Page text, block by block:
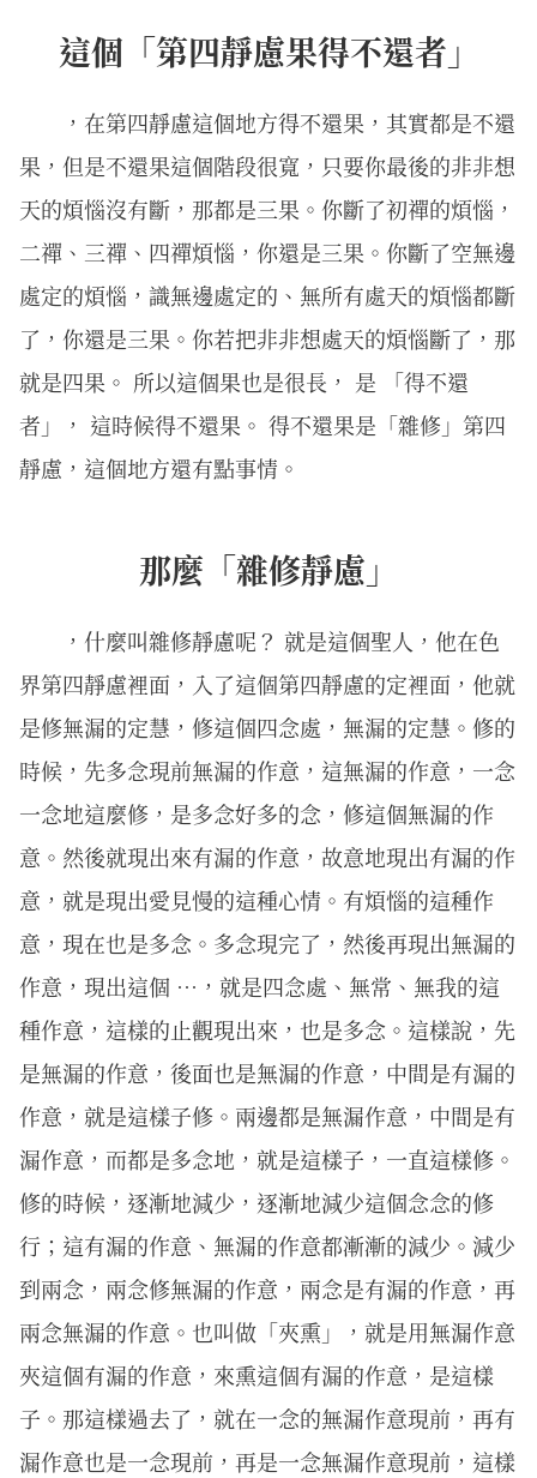
這個「第四靜慮果得不還者」
，在第四靜慮這個地方得不還果，其實都是不還
果，但是不還果這個階段很寬，只要你最後的非非想
天的煩惱沒有斷，那都是三果。你斷了初禪的煩惱，
二禪、三禪、四禪煩惱，你還是三果。你斷了空無邊
處定的煩惱，識無邊處定的、無所有處天的煩惱都斷
了，你還是三果。你若把非非想處天的煩惱斷了，那
就是四果。 所以這個果也是很長， 是 「得不還
者」， 這時候得不還果。 得不還果是「雜修」第四
靜慮，這個地方還有點事情。
那麼「雜修靜慮」
，什麼叫雜修靜慮呢？ 就是這個聖人，他在色
界第四靜慮裡面，入了這個第四靜慮的定裡面，他就
是修無漏的定慧，修這個四念處，無漏的定慧。修的
時候，先多念現前無漏的作意，這無漏的作意，一念
一念地這麼修，是多念好多的念，修這個無漏的作
意。然後就現出來有漏的作意，故意地現出有漏的作
意，就是現出愛見慢的這種心情。有煩惱的這種作
意，現在也是多念。多念現完了，然後再現出無漏的
作意，現出這個 …，就是四念處、無常、無我的這
種作意，這樣的止觀現出來，也是多念。這樣說，先
是無漏的作意，後面也是無漏的作意，中間是有漏的
作意，就是這樣子修。兩邊都是無漏作意，中間是有
漏作意，而都是多念地，就是這樣子，一直這樣修。
修的時候，逐漸地減少，逐漸地減少這個念念的修
行；這有漏的作意、無漏的作意都漸漸的減少。減少
到兩念，兩念修無漏的作意，兩念是有漏的作意，再
兩念無漏的作意。也叫做「夾熏」，就是用無漏作意
夾這個有漏的作意，來熏這個有漏的作意，是這樣
子。那這樣過去了，就在一念的無漏作意現前，再有
漏作意也是一念現前，再是一念無漏作意現前，這樣